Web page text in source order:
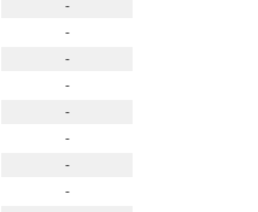
-
-
-
-
-
-
-
-